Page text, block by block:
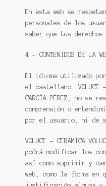
En esta web se
personales de los
saber que tus derechos
4.- CONTENIDOS DE LA
El idioma utilizado
el castellano. VOLUCE –
GARCÍA PÉREZ, no se
comprensión o
por el usuario, ni de
VOLUCE – CERÁMICA
podrá modificar los
así como suprimir y
web, como la forma en